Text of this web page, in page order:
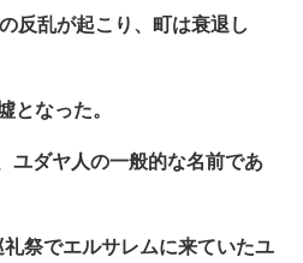
反乱が起こり、町は衰退し
となった。
ヤ人の一般的な名前であ
ルサレムに来ていたユ